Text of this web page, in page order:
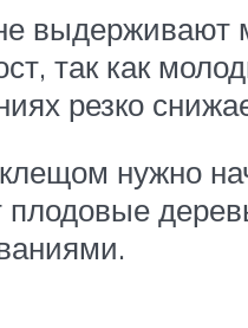
выдерживают
так как
резко
нужно
плодовые